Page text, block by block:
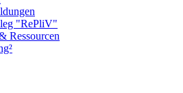
"RePliV"
Ressourcen